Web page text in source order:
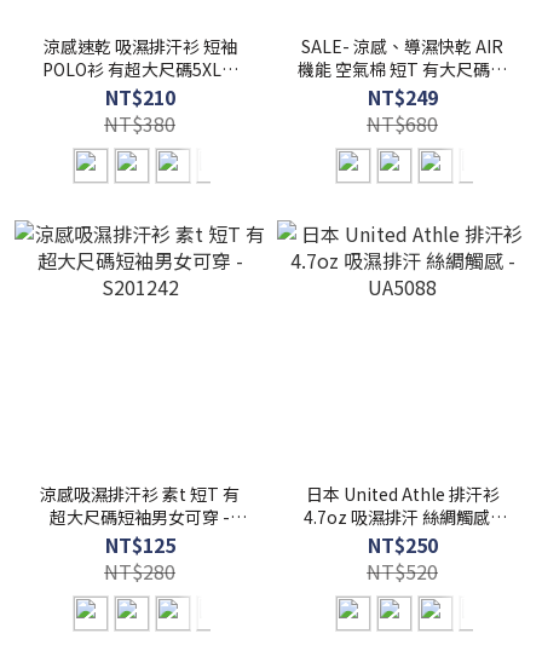
涼感速乾 吸濕排汗衫 短袖
POLO衫 有超大尺碼5XL【
FUZY 】- S201646
NT$210
NT$380
SALE- 涼感、導濕快乾 AIR
機能 空氣棉 短T 有大尺碼至
5XL 短袖素T 【 FUZY 】-
S201631
NT$249
NT$680
涼感吸濕排汗衫 素t 短T 有
超大尺碼短袖男女可穿 -
S201242
NT$125
NT$280
日本 United Athle 排汗衫
4.7oz 吸濕排汗 絲綢觸感 -
UA5088
NT$250
NT$520